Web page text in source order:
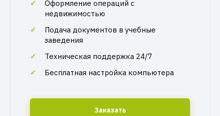
Оформление операций с
недвижимостью
Подача документов в учебные
заведения
Техническая поддержка 24/7
Бесплатная настройка компьютера
Заказать